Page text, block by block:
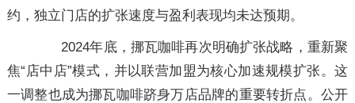
约，独立门店的扩张速度与盈利表现均未达预期。
2024年底，挪瓦咖啡再次明确扩张战略，重新聚
焦“店中店”模式，并以联营加盟为核心加速规模扩张。这
一调整也成为挪瓦咖啡跻身万店品牌的重要转折点。公开